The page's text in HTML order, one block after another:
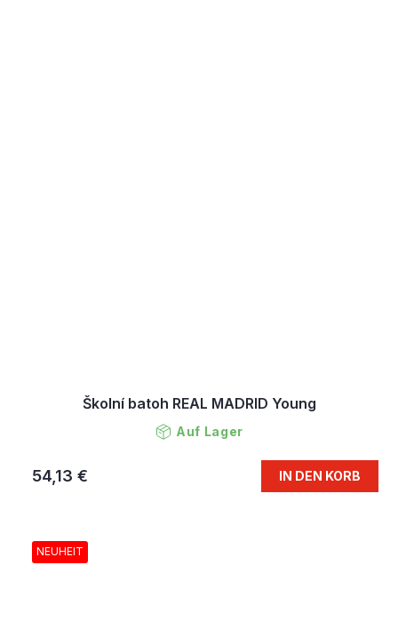
Školní batoh REAL MADRID Young
Auf Lager
54,13 € IN DEN KORB
NEUHEIT